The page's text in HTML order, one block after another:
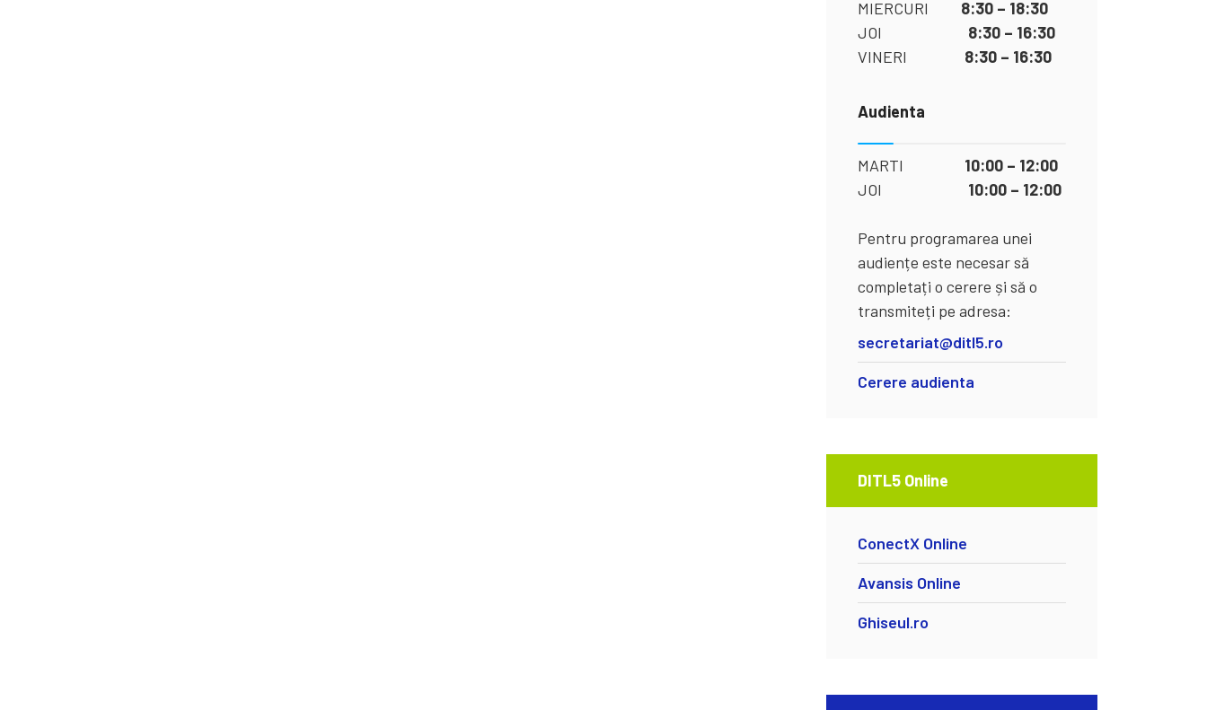
MIERCURI 8:30 – 18:30
JOI 8:30 – 16:30
VINERI 8:30 – 16:30
Audienta
MARTI 10:00 – 12:00
JOI 10:00 – 12:00
Pentru programarea unei
audiențe este necesar să
completați o cerere și să o
transmiteți pe adresa:
secretariat@ditl5.ro
Cerere audienta
DITL5 Online
ConectX Online
Avansis Online
Ghiseul.ro